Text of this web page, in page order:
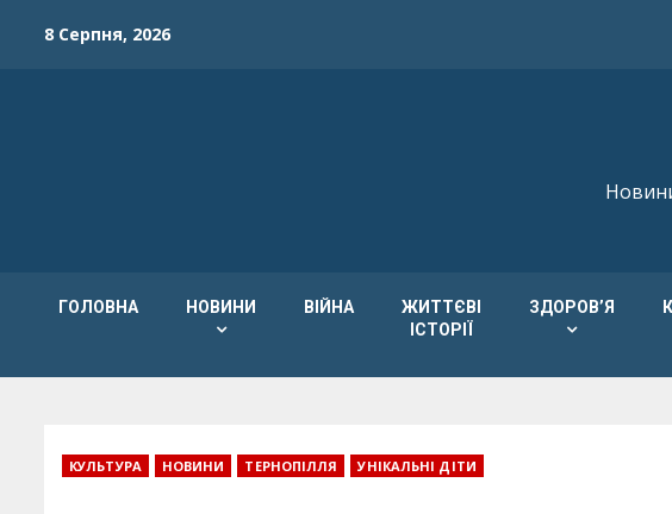
8 Серпня, 2026
ГОЛОВНА НОВИНИ ВІЙНА
ЖИТТЄВІ
ІСТОРІЇ
ЗДОРОВ’Я
КУЛЬТУРА НОВИНИ ТЕРНОПІЛЛЯ УНІКАЛЬНІ ДІТИ